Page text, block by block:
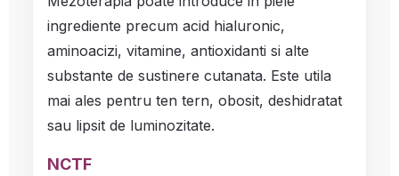
ingrediente precum acid hialuronic,
aminoacizi, vitamine, antioxidanti si alte
substante de sustinere cutanata. Este utila
mai ales pentru ten tern, obosit, deshidratat
sau lipsit de luminozitate.
NCTF